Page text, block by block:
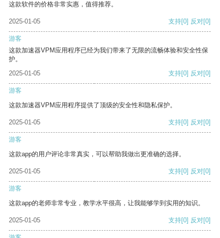
这款软件的价格非常实惠，值得推荐。
2025-01-05 支持[0] 反对[0]
游客
这款加速器VPM应用程序已经为我们带来了无限的流畅体验和安全性保
护。
2025-01-05
支持[0] 反对[0]
游客
这款加速器VPM应用程序提供了顶级的安全性和隐私保护。
2025-01-05 支持[0] 反对[0]
游客
这款app的用户评论非常真实，可以帮助我做出更准确的选择。
2025-01-05 支持[0] 反对[0]
游客
这款app的老师非常专业，教学水平很高，让我能够学到实用的知识。
2025-01-05 支持[0] 反对[0]